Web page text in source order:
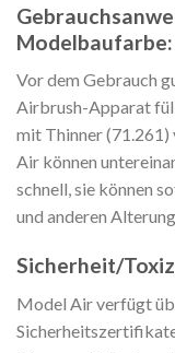
Modelbaufarbe:
Vor dem Gebrauch
Airbrush-Apparat
mit Thinner (71.261)
Air können
schnell, sie können
und anderen
Sicherheit/
Model Air verfügt